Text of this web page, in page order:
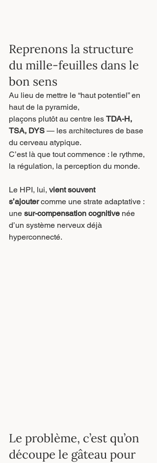
Reprenons la structure
du mille-feuilles dans le
bon sens
Au lieu de mettre le “haut potentiel” en
haut de la pyramide,
plaçons plutôt au centre les TDA-H,
TSA, DYS — les architectures de base
du cerveau atypique.
C’est là que tout commence : le rythme,
la régulation, la perception du monde.
Le HPI, lui, vient souvent
s’ajouter comme une strate adaptative :
une sur-compensation cognitive née
d’un système nerveux déjà
hyperconnecté.
Le problème, c’est qu’on
découpe le gâteau pour